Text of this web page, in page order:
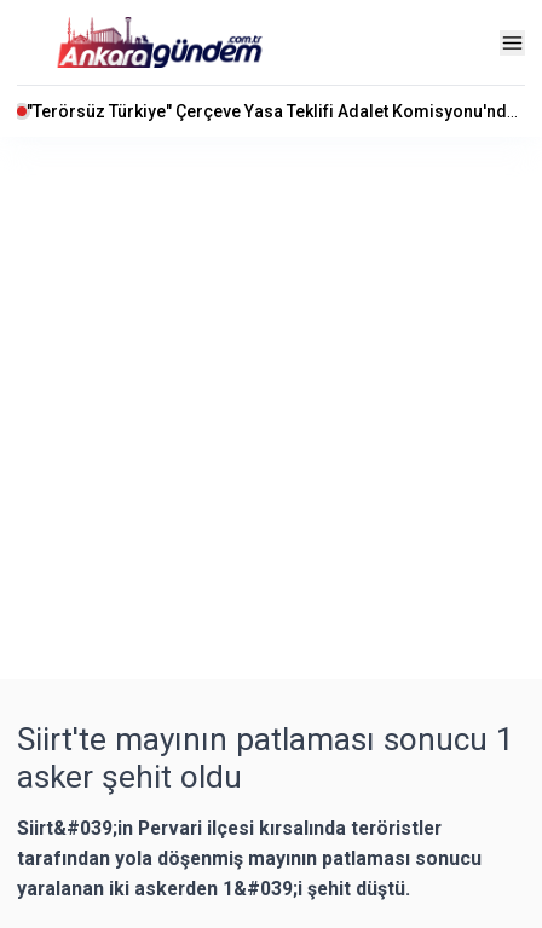
Siirt'te mayının patlaması sonucu 1
asker şehit oldu
Siirt&#039;in Pervari ilçesi kırsalında teröristler
tarafından yola döşenmiş mayının patlaması sonucu
yaralanan iki askerden 1&#039;i şehit düştü.